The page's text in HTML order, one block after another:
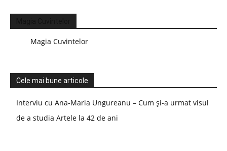
Magia Cuvintelor
Cele mai bune articole
Interviu cu Ana-Maria Ungureanu – Cum și-a urmat visul
de a studia Artele la 42 de ani